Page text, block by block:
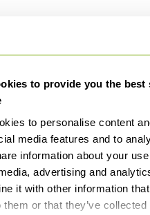
to provide you the best
to personalise content
media features and to
information about your
advertising and
it with other information that
them or that they’ve
Materiaal
Chroom Keukenaccessoires
Keramiek Keukenaccessoires
Kleur
Roze Keukenaccessoires